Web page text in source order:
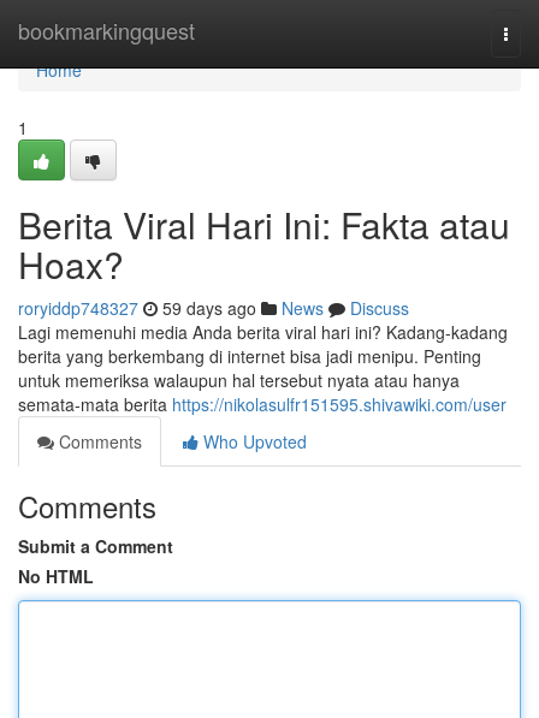
bookmarkingquest
Home
Home
1
Berita Viral Hari Ini: Fakta atau
Hoax?
roryiddp748327 59 days ago News
Discuss
Lagi memenuhi media Anda berita viral hari ini? Kadang-kadang
berita yang berkembang di internet bisa jadi menipu. Penting
untuk memeriksa walaupun hal tersebut nyata atau hanya
semata-mata berita https://nikolasulfr151595.shivawiki.com/user
Comments
Who Upvoted
Comments
Submit a Comment
No HTML